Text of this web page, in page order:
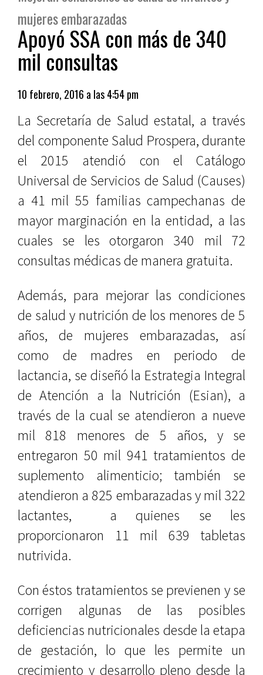
mujeres embarazadas
Apoyó SSA con más de 340
mil consultas
10 febrero, 2016 a las 4:54 pm
La Secretaría de Salud estatal, a través
del componente Salud Prospera, durante
el 2015 atendió con el Catálogo
Universal de Servicios de Salud (Causes)
a 41 mil 55 familias campechanas de
mayor marginación en la entidad, a las
cuales se les otorgaron 340 mil 72
consultas médicas de manera gratuita.
Además, para mejorar las condiciones
de salud y nutrición de los menores de 5
años, de mujeres embarazadas, así
como de madres en periodo de
lactancia, se diseñó la Estrategia Integral
de Atención a la Nutrición (Esian), a
través de la cual se atendieron a nueve
mil 818 menores de 5 años, y se
entregaron 50 mil 941 tratamientos de
suplemento alimenticio; también se
atendieron a 825 embarazadas y mil 322
lactantes, a quienes se les
proporcionaron 11 mil 639 tabletas
nutrivida.
Con éstos tratamientos se previenen y se
corrigen algunas de las posibles
deficiencias nutricionales desde la etapa
de gestación, lo que les permite un
crecimiento y desarrollo pleno desde la